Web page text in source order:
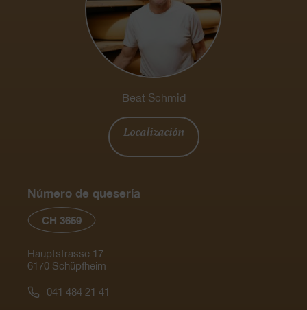
Beat Schmid
Localización
Número de quesería
CH 3659
Hauptstrasse 17
6170 Schüpfheim
041 484 21 41